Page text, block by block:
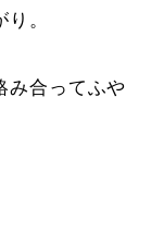
。
み合ってふや